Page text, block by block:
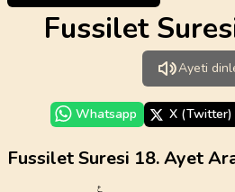
Fussilet
Ayeti
Whatsapp X (Twitter)
Fussilet Suresi 18. Ayet